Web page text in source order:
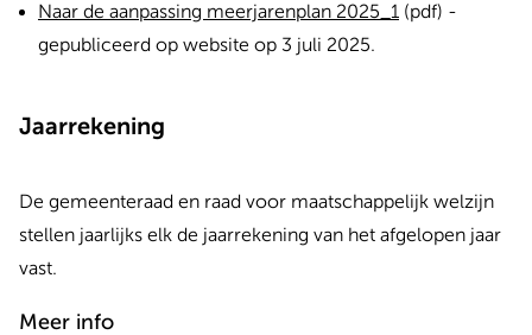
Naar de aanpassing meerjarenplan 2025_1 (pdf) -
gepubliceerd op website op 3 juli 2025.
Jaarrekening
De gemeenteraad en raad voor maatschappelijk welzijn
stellen jaarlijks elk de jaarrekening van het afgelopen jaar
vast.
Meer info